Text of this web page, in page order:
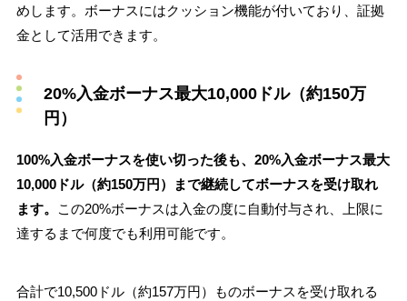
めします。ボーナスにはクッション機能が付いており、証拠
金として活用できます。
20%入金ボーナス最大10,000ドル（約150万
円）
100%入金ボーナスを使い切った後も、20%入金ボーナス最大
10,000ドル（約150万円）まで継続してボーナスを受け取れ
ます。
この20%ボーナスは入金の度に自動付与され、上限に
達するまで何度でも利用可能です。
合計で10,500ドル（約157万円）ものボーナスを受け取れる